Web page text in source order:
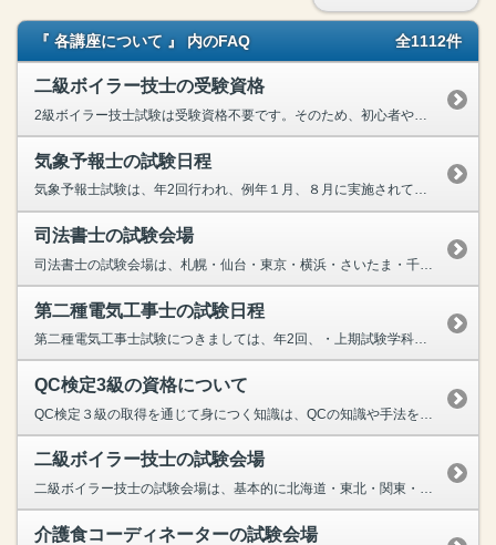
『 各講座について 』 内のFAQ 全1112件
二級ボイラー技士の受験資格
2級ボイラー技士試験は受験資格不要です。そのため、初心者や実務経験のない方でも、どなたでも受験することができますが、実務経験のない方は、試験合格後にに所定の実務講習を修了することで免許発行になり...
気象予報士の試験日程
気象予報士試験は、年2回行われ、例年１月、８月に実施されております。学科試験合格を翌年１月、実技試験合格を翌年８月など、二段構えで試験に臨むことも可能です！気象予報士講座の標準学習期間は８ヶ月で...
司法書士の試験会場
第二種電気工事士の試験日程
第二種電気工事士試験につきましては、年2回、・上期試験学科試験：CBT方式４月下旬～５月中旬、筆記方式５月下旬技能試験：７月下旬・下期試験学科試験：CBT方式９月下旬～10月中旬、筆記方式10月...
QC検定3級の資格について
二級ボイラー技士の試験会場
二級ボイラー技士の試験会場は、基本的に北海道・東北・関東・中部・近畿・中国四国・九州各都市の安全衛生技術センターでの開催となります。なお実施場所により、安全衛生技術センター以外の会場で試験が行わ...
介護食コーディネーターの試験会場